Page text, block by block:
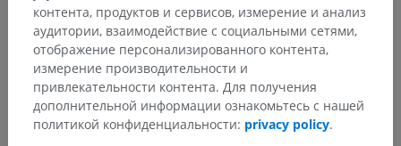
Литература
Gray, H. (2016)Gray’s anatomy the anatomical basis of clinical practice
41st edition. Edited by S. Standring. New York: Elsevier.
контента, продуктов и сервисов, измерение и анализ
аудитории, взаимодействие с социальными сетями,
отображение персонализированного контента,
измерение производительности и
привлекательности контента. Для получения
дополнительной информации ознакомьтесь с нашей
политикой конфиденциальности: privacy policy.